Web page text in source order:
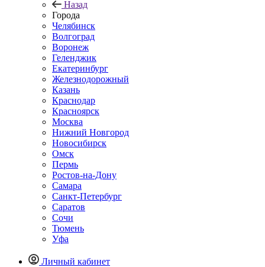
Назад
Города
Челябинск
Волгоград
Воронеж
Геленджик
Екатеринбург
Железнодорожный
Казань
Краснодар
Красноярск
Москва
Нижний Новгород
Новосибирск
Омск
Пермь
Ростов-на-Дону
Самара
Санкт-Петербург
Саратов
Сочи
Тюмень
Уфа
Личный кабинет